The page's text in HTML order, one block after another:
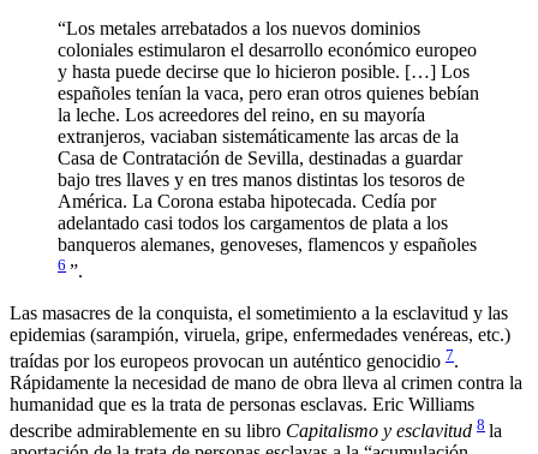
“Los metales arrebatados a los nuevos dominios
coloniales estimularon el desarrollo económico europeo
y hasta puede decirse que lo hicieron posible. […] Los
españoles tenían la vaca, pero eran otros quienes bebían
la leche. Los acreedores del reino, en su mayoría
extranjeros, vaciaban sistemáticamente las arcas de la
Casa de Contratación de Sevilla, destinadas a guardar
bajo tres llaves y en tres manos distintas los tesoros de
América. La Corona estaba hipotecada. Cedía por
adelantado casi todos los cargamentos de plata a los
banqueros alemanes, genoveses, flamencos y españoles
6 ”.
Las masacres de la conquista, el sometimiento a la esclavitud y las
epidemias (sarampión, viruela, gripe, enfermedades venéreas, etc.)
traídas por los europeos provocan un auténtico genocidio 7.
Rápidamente la necesidad de mano de obra lleva al crimen contra la
humanidad que es la trata de personas esclavas. Eric Williams
describe admirablemente en su libro Capitalismo y esclavitud 8 la